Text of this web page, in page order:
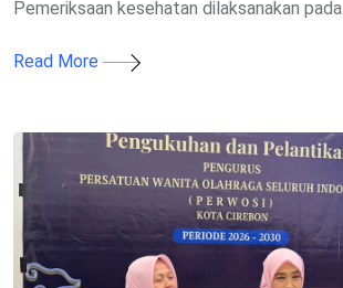
Pemeriksaan kesehatan dilaksanakan pada
Read More